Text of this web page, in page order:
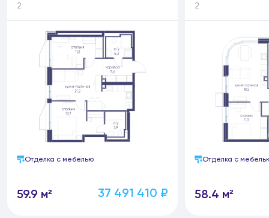
2
Отделка с мебелью
59.9 м² 37 491 410 ₽
2
Отделка с
58.4 м²